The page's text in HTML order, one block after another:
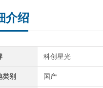
介绍
科创星光
类别 国产